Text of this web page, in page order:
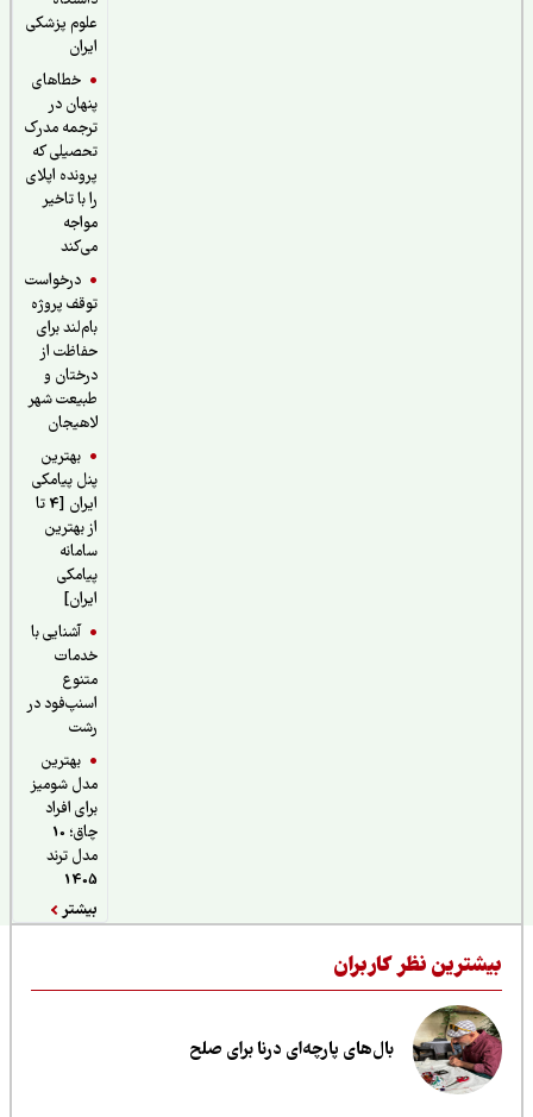
علوم پزشکی
خطاهای
پنهان در
ترجمه مدرک
تحصیلی که
پرونده اپلای
را با تاخیر
درخواست
توقف پروژه
بام‌لند برای
حفاظت از
درختان و
طبیعت شهر
لاهیجان
بهترین
پنل پیامکی
ایران [4 تا
از بهترین
سامانه
پیامکی
آشنایی با
خدمات
اسنپ‌فود در
بهترین
مدل شومیز
برای افراد
چاق؛ 10
مدل ترند
نظر کاربران
بال‌های پارچه‌ای درنا برای صلح